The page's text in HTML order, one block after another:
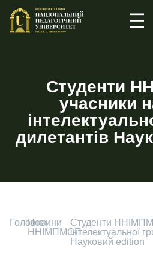
Студенти
учасники
дилетантів
Головна
-Новини
ННІМПМСП
-Студенти
інтелектуальної
Науковий edition